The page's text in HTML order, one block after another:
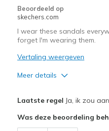
Beoordeeld op
skechers.com
I wear these sandals
forget I'm wearing them.
Vertaling weergeven
Meer details
Comfortable
Laatste regel Ja, ik zou
Was deze beoordeling